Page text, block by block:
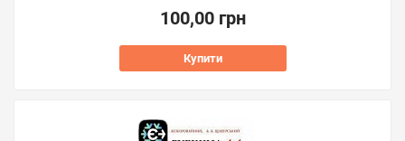
100,00 грн
Купити